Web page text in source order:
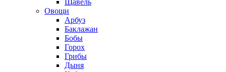
Щавель
Овощи
Арбуз
Баклажан
Бобы
Горох
Грибы
Дыня